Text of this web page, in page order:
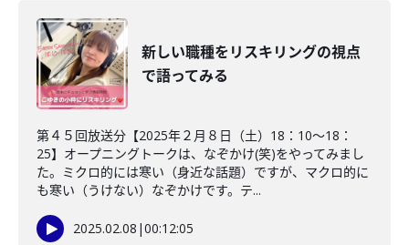
新しい職種をリスキリングの視点
で語ってみる
第４５回放送分【2025年２月８日（土）18：10～18：
25】オープニングトークは、なぞかけ(笑)をやってみまし
た。ミクロ的には寒い（身近な話題）ですが、マクロ的に
も寒い（うけない）なぞかけです。テ...
2025.02.08 |00:12:05